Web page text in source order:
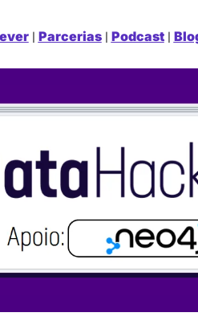
| Parcerias | Podcast |